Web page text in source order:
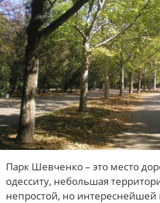
Парк Шевченко – это место
одесситу, небольшая
непростой, но интереснейшей